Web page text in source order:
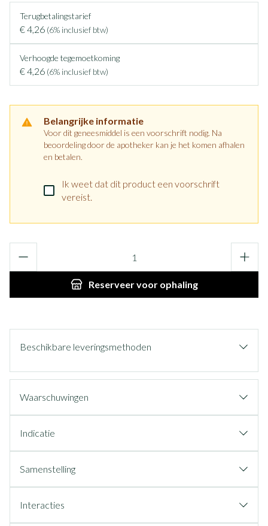
Terugbetalingstarief
€ 4,26 (6% inclusief btw)
Verhoogde tegemoetkoming
€ 4,26 (6% inclusief btw)
Belangrijke informatie
Voor dit geneesmiddel is een voorschrift nodig. Na
beoordeling door de apotheker kan je het komen afhalen
en betalen.
Ik weet dat dit product een voorschrift
vereist.
Reserveervoor ophaling
Beschikbare leveringsmethoden
Waarschuwingen
Indicatie
Samenstelling
Interacties